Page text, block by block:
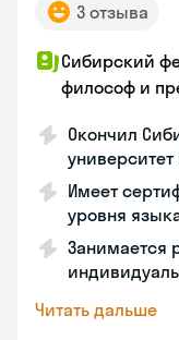
3 отзыва
Сибирский
философ и
Окончил
Имеет
уровня
Занимается
Читать дальше